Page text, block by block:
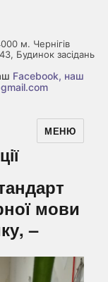
м. Чернігів
Будинок засідань
Facebook, наш
МЕНЮ
мови
–